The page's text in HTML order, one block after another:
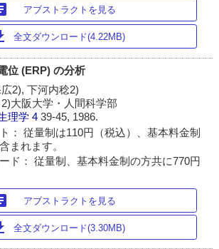
アブストラクトを見る
全文ダウンロード(4.22MB)
位 (ERP) の分析
2), 下河内稔2)
大阪大学・人間科学部
理学 439-45, 1986.
： 従量制は110円（税込）、基本料金制
まれます。
ド： 従量制、基本料金制の方共に770円
アブストラクトを見る
全文ダウンロード(3.30MB)